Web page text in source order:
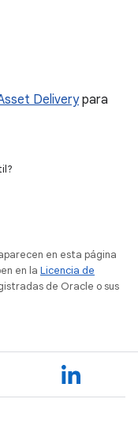
Deliverypara
en esta página
en la Licencia de
de Oracle o sus